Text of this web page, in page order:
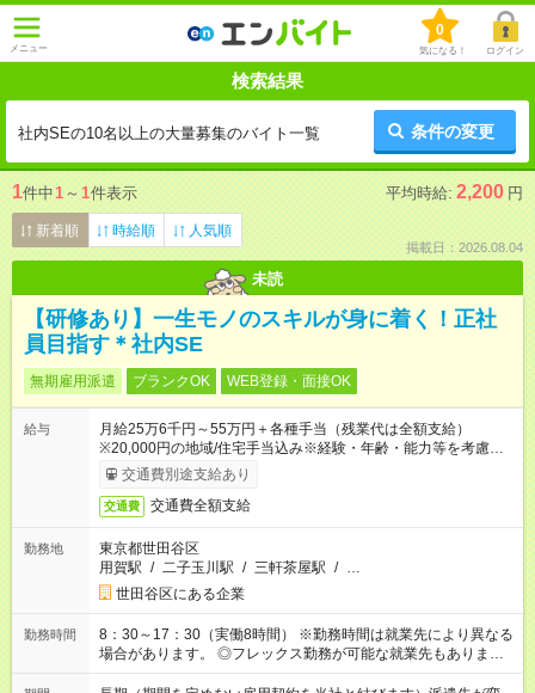
メニュー
0
気になる！ ログイン
検索結果
社内SEの10名以上の大量募集のバイト一覧 条件の変更
1件中1 ～ 1件表示 平均時給: 2,200 円
新着順 時給順 人気順
掲載日：2026.08.04
未読
【研修あり】一生モノのスキルが身に着く！正社
員目指す＊社内SE
無期雇用派遣 ブランクOK WEB登録・面接OK
給与
月給25万6千円～55万円＋各種手当（残業代は全額支給）
※20,000円の地域/住宅手当込み※経験・年齢・能力等を考慮し
て加給・優遇します。★同一就業先で1年以上継続したら月1万
円の継続手当支給
交通費別途支給あり
交通費 交通費全額支給
勤務地
東京都世田谷区
用賀駅 / 二子玉川駅 / 三軒茶屋駅 / …
世田谷区にある企業
勤務時間
8：30～17：30（実働8時間） ※勤務時間は就業先により異なる
場合があります。 ◎フレックス勤務が可能な就業先もありま
す。 ◎今よりもさらに働きやすい環境をつくるべく、 働き方